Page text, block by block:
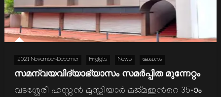
2021 November-Decemer Hihgligts News ലേഖനം
സമന്വയവിദ്യാഭ്യാസം സമര്‍പ്പിത മുന്നേറ്റം
വടശ്ശേരി ഹസ്സന്‍ മുസ്ലിയാര്‍ മജ്മഇന്‍റെ 35-ാം